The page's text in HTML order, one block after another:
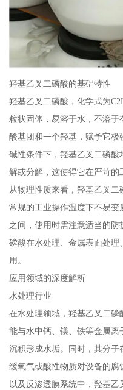
羟基乙叉二磷酸的基础特性
羟基乙叉二磷酸，化学式为
粒状固体，易溶于水，不溶
酸基团和一个羟基，赋予它
碱性条件下，羟基乙叉二磷
解或分解，这使得它在严苛的
从物理性质来看，羟基乙叉
常规的工业操作温度下不易变
之间，使用时需注意适当的
磷酸在水处理、金属表面处
用。
应用领域的深度解析
水处理行业
在水处理领域，羟基乙叉二
能与水中钙、镁、铁等金属
沉积形成水垢。同时，其分
缓氧气或酸性物质对设备的
以及反渗透膜系统中，羟基